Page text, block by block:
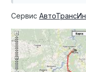
Сервис